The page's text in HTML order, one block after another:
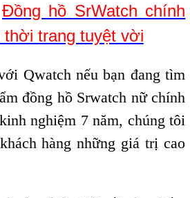
Đồng hồ SrWatch chính
thời trang tuyệt vời
Qwatch nếu bạn đang tìm
đồng hồ Srwatch nữ chính
nghiệm 7 năm, chúng tôi
hàng những giá trị cao